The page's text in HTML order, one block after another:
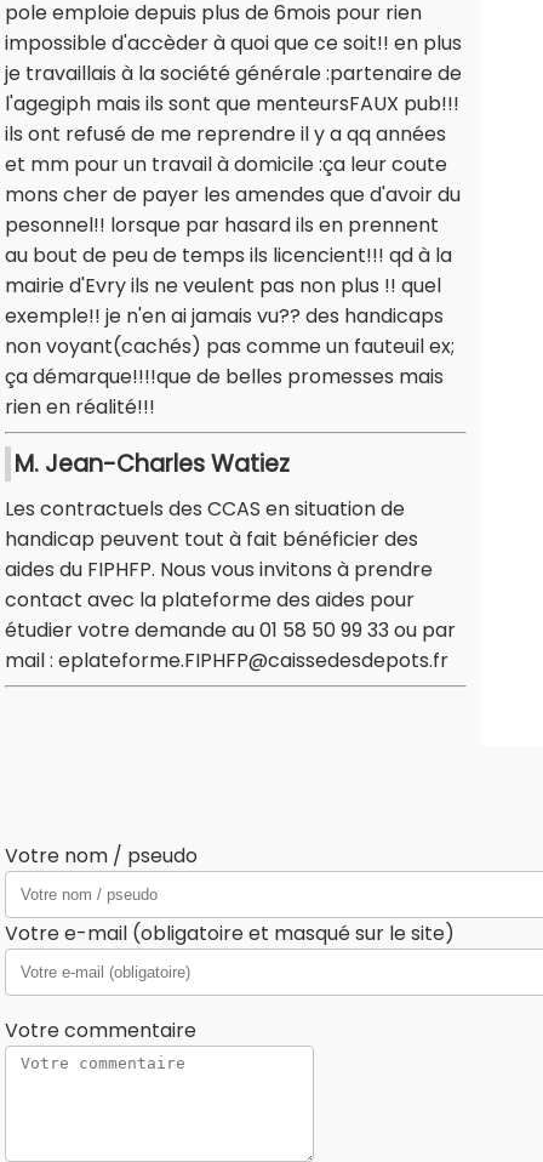
pole emploie depuis plus de 6mois pour rien
impossible d'accèder à quoi que ce soit!! en plus
je travaillais à la société générale :partenaire de
l'agegiph mais ils sont que menteursFAUX pub!!!
ils ont refusé de me reprendre il y a qq années
et mm pour un travail à domicile :ça leur coute
mons cher de payer les amendes que d'avoir du
pesonnel!! lorsque par hasard ils en prennent
au bout de peu de temps ils licencient!!! qd à la
mairie d'Evry ils ne veulent pas non plus !! quel
exemple!! je n'en ai jamais vu?? des handicaps
non voyant(cachés) pas comme un fauteuil ex;
ça démarque!!!!que de belles promesses mais
rien en réalité!!!
M. Jean-Charles Watiez
Les contractuels des CCAS en situation de
handicap peuvent tout à fait bénéficier des
aides du FIPHFP. Nous vous invitons à prendre
contact avec la plateforme des aides pour
étudier votre demande au 01 58 50 99 33 ou par
mail : eplateforme.FIPHFP@caissedesdepots.fr
Votre nom / pseudo
Votre e-mail (obligatoire et masqué sur le site)
Votre commentaire